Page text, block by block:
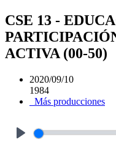
CSE 13 -
ACTIVA (00-50)
2020/09/10
1984
Más producciones